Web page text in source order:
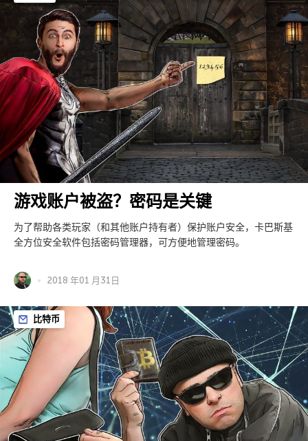
游戏账户被盗？密码是关键
为了帮助各类玩家（和其他账户持有者）保护账户安全，卡巴斯基
全方位安全软件包括密码管理器，可方便地管理密码。
2018 年01 月31日
比特币